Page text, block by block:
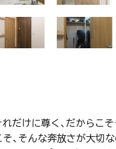
だけに尊く、だからこ
、そんな奔放さが大切